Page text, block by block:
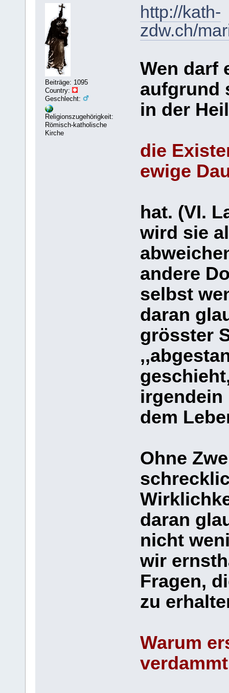
Beiträge: 1095
Country:
Geschlecht:
Religionszugehörigkeit:
Römisch-katholische
Kirche
http://kath-
zdw.ch/
Wen darf
aufgrund
in der
die
ewige
hat. (VI.
wird sie
andere
selbst
daran
grösster
dem
Ohne
daran
nicht
wir
Fragen,
zu
Warum